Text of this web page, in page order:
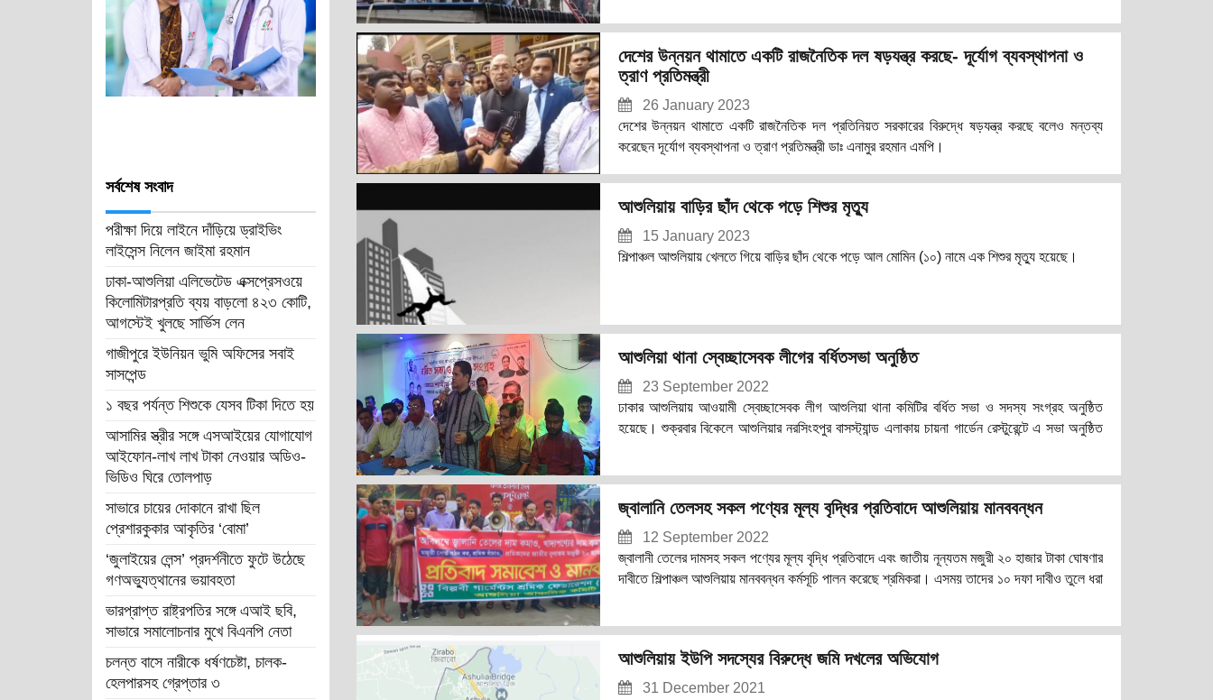
সর্বশেষ সংবাদ
পরীক্ষা দিয়ে লাইনে দাঁড়িয়ে ড্রাইভিং
লাইসেন্স নিলেন জাইমা রহমান
ঢাকা-আশুলিয়া এলিভেটেড এক্সপ্রেসওয়ে
কিলোমিটারপ্রতি ব্যয় বাড়লো ৪২৩ কোটি,
আগস্টেই খুলছে সার্ভিস লেন
গাজীপুরে ইউনিয়ন ভুমি অফিসের সবাই
সাসপেন্ড
১ বছর পর্যন্ত শিশুকে যেসব টিকা দিতে হয়
আসামির স্ত্রীর সঙ্গে এসআইয়ের যোগাযোগ
আইফোন-লাখ লাখ টাকা নেওয়ার অডিও-
ভিডিও ঘিরে তোলপাড়
সাভারে চায়ের দোকানে রাখা ছিল
প্রেশারকুকার আকৃতির ‘বোমা’
‘জুলাইয়ের লেন্স’ প্রদর্শনীতে ফুটে উঠেছে
গণঅভ্যুত্থানের ভয়াবহতা
ভারপ্রাপ্ত রাষ্ট্রপতির সঙ্গে এআই ছবি,
সাভারে সমালোচনার মুখে বিএনপি নেতা
চলন্ত বাসে নারীকে ধর্ষণচেষ্টা, চালক-
হেলপারসহ গ্রেপ্তার ৩
১২ টার দিকে আগুনের উপস্থিতি টের প
দেশের উন্নয়ন থামাতে একটি রাজনৈতিক দল ষড়যন্ত্র করছে- দূর্যোগ ব্যবস্থাপনা ও
ত্রাণ প্রতিমন্ত্রী
26 January 2023
দেশের উন্নয়ন থামাতে একটি রাজনৈতিক দল প্রতিনিয়ত সরকারের বিরুদ্ধে ষড়যন্ত্র করছে বলেও মন্তব্য
করেছেন দূর্যোগ ব্যবস্থাপনা ও ত্রাণ প্রতিমন্ত্রী ডাঃ এনামুর রহমান এমপি।
আশুলিয়ায় বাড়ির ছাঁদ থেকে পড়ে শিশুর মৃত্যু
15 January 2023
শিল্পাঞ্চল আশুলিয়ায় খেলতে গিয়ে বাড়ির ছাঁদ থেকে পড়ে আল মোমিন (১০) নামে এক শিশুর মৃত্যু হয়েছে।
আশুলিয়া থানা স্বেচ্ছাসেবক লীগের বর্ধিতসভা অনুষ্ঠিত
23 September 2022
ঢাকার আশুলিয়ায় আওয়ামী স্বেচ্ছাসেবক লীগ আশুলিয়া থানা কমিটির বর্ধিত সভা ও সদস্য সংগ্রহ অনুষ্ঠিত
হয়েছে। শুক্রবার বিকেলে আশুলিয়ার নরসিংহপুর বাসস্ট্যান্ড এলাকায় চায়না গার্ডেন রেস্টুরেন্টে এ সভা অনুষ্ঠিত
স্বেচ্ছাসেবক লীগের উপদে
জ্বালানি তেলসহ সকল পণ্যের মূল্য বৃদ্ধির প্রতিবাদে আশুলিয়ায় মানববন্ধন
12 September 2022
জ্বালানী তেলের দামসহ সকল পণ্যের মূল্য বৃদ্ধি প্রতিবাদে এবং জাতীয় নূন্যতম মজুরী ২০ হাজার টাকা ঘোষণার
দাবীতে শিল্পাঞ্চল আশুলিয়ায় মানববন্ধন কর্মসূচি পালন করেছে শ্রমিকরা। এসময় তাদের ১০ দফা দাবীও তুলে ধরা
আশুলিয়ায় ইউপি সদস্যের বিরুদ্ধে জমি দখলের অভিযোগ
31 December 2021